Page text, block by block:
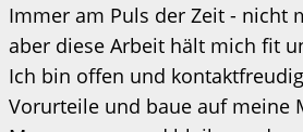
Immer am Puls der Zeit - nicht
aber diese Arbeit hält mich fit
Ich bin offen und
Vorurteile und baue auf meine